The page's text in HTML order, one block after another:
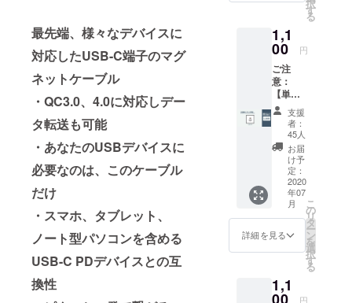
最先端、様々なデバイスに
対応したUSB-C端子のマグ
ネットケーブル
・QC3.0、4.0に対応しデー
タ転送も可能
・あなたのUSBデバイスに
必要なのは、このケーブル
だけ
・スマホ、タブレット、
ノート型パソコンを含める
USB-C PDデバイスとの互
換性
ませんか？
私たちの
ミッション
は、「最先
端の携帯ア
クセサリを
作り、スマ
ホとの生活
をより快適
にする」こ
とです。
Type A
換） リ
ターン
内容
USB-A
アダプ
ターx 1
(Type C
から
Type A
に変
換） ※
ケーブ
ルと
チップ
のセッ
トをご
支援さ
求めい
ただけ
択
す
る
1,1
00 円
ご注
意：
【単品
でのご
支援は
できま
せ
ん。】
付属
品：
チップ
単体 リ
ターン
内容：
チップ
(アップ
ル/USB-
C/マイ
クロ
支援
者：
45人
お届
け予
定：
2020
年07
月
詳細を見る
こ
の
リ
タ
ー
ン
を
選
択
す
る
1,1
00 円